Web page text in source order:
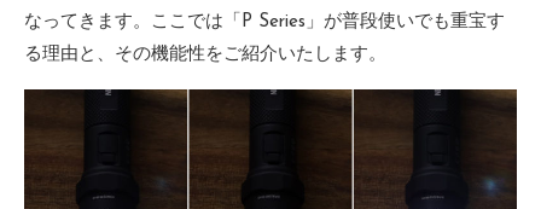
なってきます。ここでは「P Series」が普段使いでも重宝す
る理由と、その機能性をご紹介いたします。